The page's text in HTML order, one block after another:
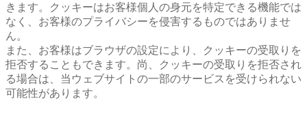
きます。クッキーはお客様個人の身元を特定できる機能では
なく、お客様のプライバシーを侵害するものではありませ
ん。
また、お客様はブラウザの設定により、クッキーの受取りを
拒否することもできます。尚、クッキーの受取りを拒否され
る場合は、当ウェブサイトの一部のサービスを受けられない
可能性があります。